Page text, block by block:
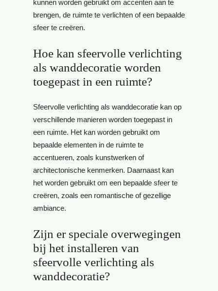
kunnen worden gebruikt om accenten aan te
brengen, de ruimte te verlichten of een bepaalde
sfeer te creëren.
Hoe kan sfeervolle verlichting
als wanddecoratie worden
toegepast in een ruimte?
Sfeervolle verlichting als wanddecoratie kan op
verschillende manieren worden toegepast in
een ruimte. Het kan worden gebruikt om
bepaalde elementen in de ruimte te
accentueren, zoals kunstwerken of
architectonische kenmerken. Daarnaast kan
het worden gebruikt om een bepaalde sfeer te
creëren, zoals een romantische of gezellige
ambiance.
Zijn er speciale overwegingen
bij het installeren van
sfeervolle verlichting als
wanddecoratie?